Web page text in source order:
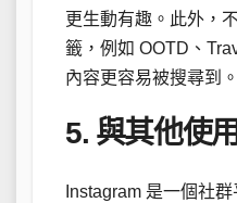
更生動有趣。此外，
籤，例如 OOTD、
內容更容易被搜尋到。
5. 與其他使
Instagram 是一個社